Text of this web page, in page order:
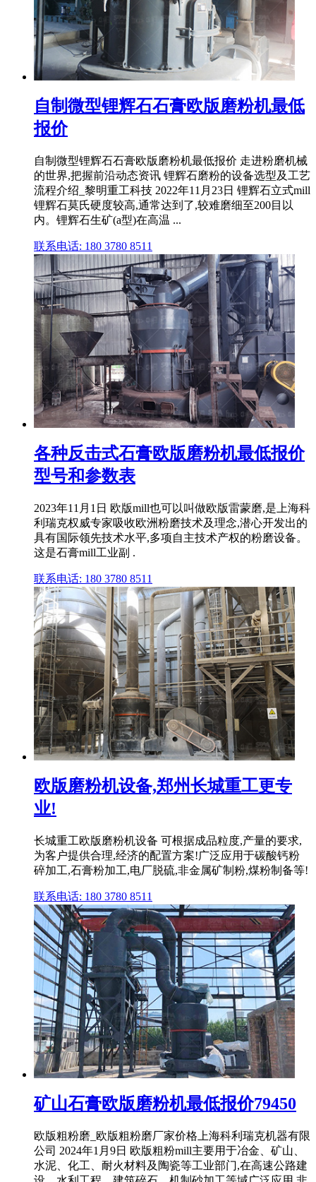
自制微型锂辉石石膏欧版磨粉机最低
报价
自制微型锂辉石石膏欧版磨粉机最低报价 走进粉磨机械
的世界,把握前沿动态资讯 锂辉石磨粉的设备选型及工艺
流程介绍_黎明重工科技 2022年11月23日 锂辉石立式mill
锂辉石莫氏硬度较高,通常达到了,较难磨细至200目以
内。锂辉石生矿(a型)在高温 ...
联系电话: 180 3780 8511
各种反击式石膏欧版磨粉机最低报价
型号和参数表
2023年11月1日 欧版mill也可以叫做欧版雷蒙磨,是上海科
利瑞克权威专家吸收欧洲粉磨技术及理念,潜心开发出的
具有国际领先技术水平,多项自主技术产权的粉磨设备。
这是石膏mill工业副 .
联系电话: 180 3780 8511
欧版磨粉机设备,郑州长城重工更专
业!
长城重工欧版磨粉机设备 可根据成品粒度,产量的要求,
为客户提供合理,经济的配置方案!广泛应用于碳酸钙粉
碎加工,石膏粉加工,电厂脱硫,非金属矿制粉,煤粉制备等!
联系电话: 180 3780 8511
矿山石膏欧版磨粉机最低报价79450
欧版粗粉磨_欧版粗粉磨厂家价格上海科利瑞克机器有限
公司 2024年1月9日 欧版粗粉mill主要用于冶金、矿山、
水泥、化工、耐火材料及陶瓷等工业部门,在高速公路建